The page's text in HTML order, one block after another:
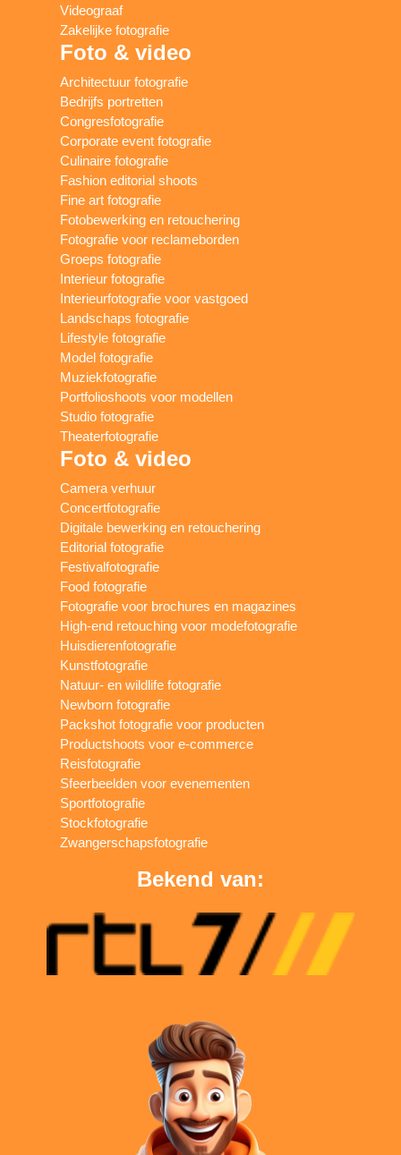
Videograaf
Zakelijke fotografie
Foto & video
Architectuur fotografie
Bedrijfs portretten
Congresfotografie
Corporate event fotografie
Culinaire fotografie
Fashion editorial shoots
Fine art fotografie
Fotobewerking en retouchering
Fotografie voor reclameborden
Groeps fotografie
Interieur fotografie
Interieurfotografie voor vastgoed
Landschaps fotografie
Lifestyle fotografie
Model fotografie
Muziekfotografie
Portfolioshoots voor modellen
Studio fotografie
Theaterfotografie
Foto & video
Camera verhuur
Concertfotografie
Digitale bewerking en retouchering
Editorial fotografie
Festivalfotografie
Food fotografie
Fotografie voor brochures en magazines
High-end retouching voor modefotografie
Huisdierenfotografie
Kunstfotografie
Natuur- en wildlife fotografie
Newborn fotografie
Packshot fotografie voor producten
Productshoots voor e-commerce
Reisfotografie
Sfeerbeelden voor evenementen
Sportfotografie
Stockfotografie
Zwangerschapsfotografie
Bekend van: